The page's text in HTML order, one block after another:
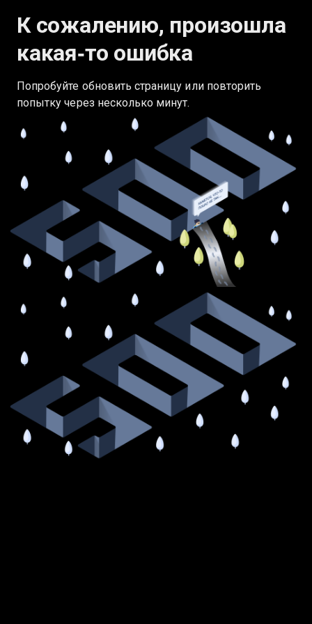
К сожалению, произошла
какая‑то ошибка
Попробуйте обновить страницу или повторить
попытку через несколько минут.